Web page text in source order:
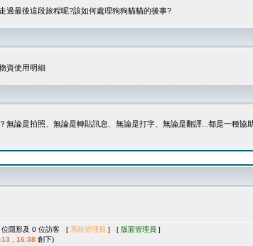
過最後這段旅程呢?該如何處理狗狗貓貓的後事?
資使用明細
無論是拍照、無論是轉貼訊息、無論是打字、無論是翻譯...都是一種協
位隱形及 0 位訪客 [ 系統管理員 ] [ 版面管理員 ]
13 , 16:38 創下)